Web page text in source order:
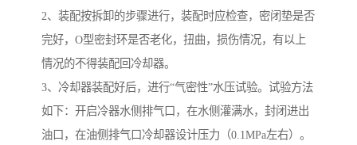
2、装配按拆卸的步骤进行，装配时应检查，密闭垫是否
完好，O型密封环是否老化，扭曲，损伤情况，有以上
情况的不得装配回冷却器。
3、冷却器装配好后，进行“气密性”水压试验。试验方法
如下：开启冷器水侧排气口，在水侧灌满水，封闭进出
油口，在油侧排气口冷却器设计压力（0.1MPa左右）。